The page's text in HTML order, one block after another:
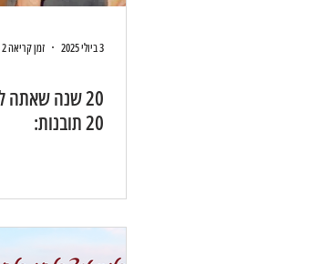
3 ביולי 2025 זמן קריאה 2 דקות
20 תובנות: